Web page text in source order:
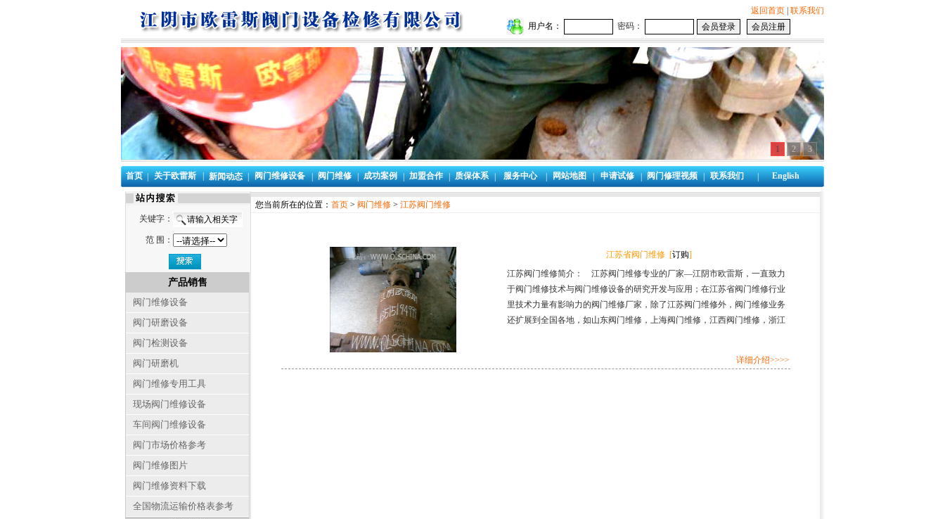
返回首页 联系我们
用户名：
密码：
1 2 3
首页 | 关于欧雷斯 | 新闻动态 | 阀门维修设备 | 阀门维修 | 成功案例 | 加盟合作 | 质保体系 | 服务中心 | 网站地图 | 申请试修 | 阀门修理视频 | 联系我们 | English
关键字：
范 围：
产品销售
阀门维修设备
阀门研磨设备
阀门检测设备
阀门研磨机
阀门维修专用工具
现场阀门维修设备
车间阀门维修设备
阀门市场价格参考
阀门维修图片
阀门维修资料下载
全国物流运输价格表参考
您当前所在的位置： 首页 > 阀门维修 > 江苏阀门维修
江苏省阀门维修 [订购]
江苏阀门维修简介： 江苏阀门维修专业的厂家—江阴市欧雷斯，一直致力
于阀门维修技术与阀门维修设备的研究开发与应用；在江苏省阀门维修行业
里技术力量有影响力的阀门维修厂家，除了江苏阀门维修外，阀门维修业务
还扩展到全国各地，如山东阀门维修，上海阀门维修，江西阀门维修，浙江
详细介绍>>>>